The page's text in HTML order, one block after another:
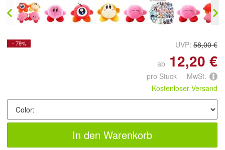
- 79% UVP: 58,00 €
ab 12,20 €
pro Stuck MwSt.
Kostenloser Versand
In den Warenkorb